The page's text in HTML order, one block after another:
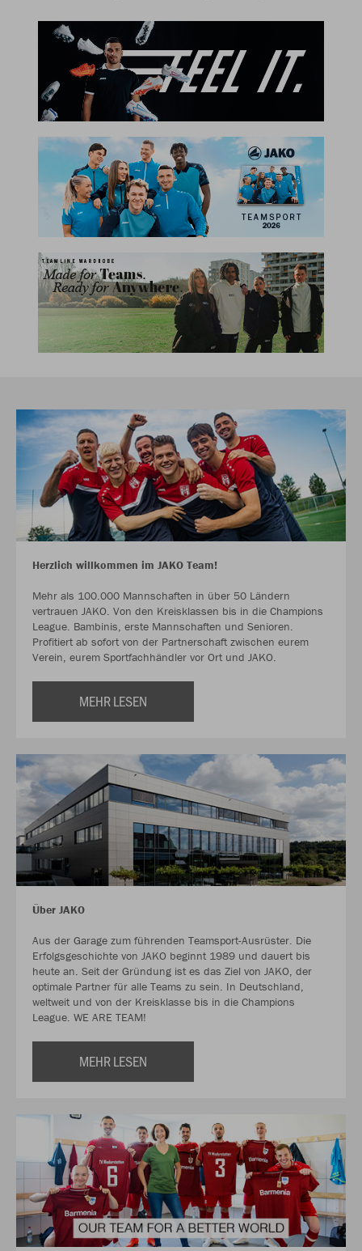
Herzlich willkommen im JAKO Team!
Mehr als 100.000 Mannschaften in über 50 Ländern
vertrauen JAKO. Von den Kreisklassen bis in die Champions
League. Bambinis, erste Mannschaften und Senioren.
Profitiert ab sofort von der Partnerschaft zwischen eurem
Verein, eurem Sportfachhändler vor Ort und JAKO.
MEHR LESEN
Über JAKO
Aus der Garage zum führenden Teamsport-Ausrüster. Die
Erfolgsgeschichte von JAKO beginnt 1989 und dauert bis
heute an. Seit der Gründung ist es das Ziel von JAKO, der
optimale Partner für alle Teams zu sein. In Deutschland,
weltweit und von der Kreisklasse bis in die Champions
League. WE ARE TEAM!
MEHR LESEN